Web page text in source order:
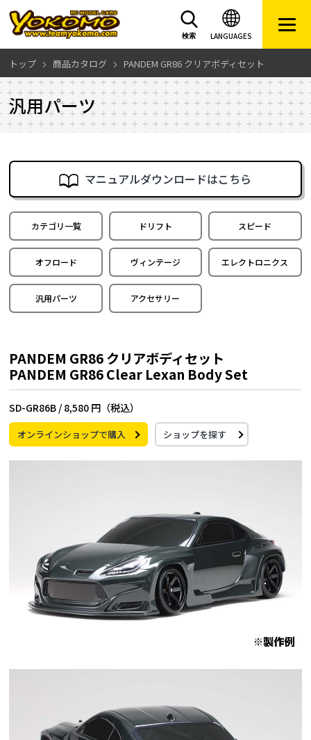
LANGUAGES
検索
トップ 商品カタログ PANDEM GR86 クリアボディセット
汎用パーツ
マニュアルダウンロードはこちら
カテゴリ一覧 ドリフト スピード
オフロード ヴィンテージ エレクトロニクス
汎用パーツ アクセサリー
PANDEM GR86 クリアボディセット
PANDEM GR86 Clear Lexan Body Set
SD-GR86B / 8,580 円（税込）
オンラインショップで購入 ショップを探す